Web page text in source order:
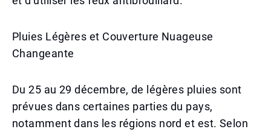
Pluies Légères et Couverture Nuageuse
Changeante
Du 25 au 29 décembre, de légères pluies sont
prévues dans certaines parties du pays,
notamment dans les régions nord et est. Selon